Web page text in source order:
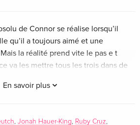
En savoir plus
de Connor se réalise lorsqu’il
qu’il a toujours aimé et une
la réalité prend vite le pas e t
va les mettre tous les trois dans de
, Jonah Hauer-King, Ruby Cruz,